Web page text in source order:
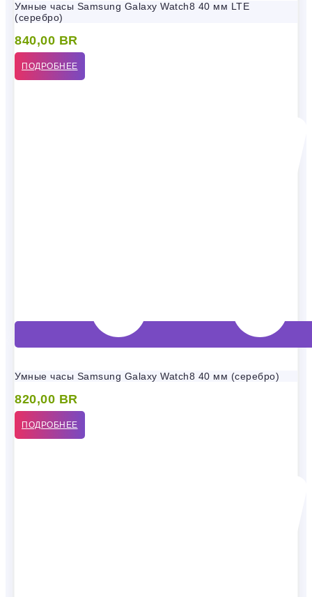
Умные часы Samsung Galaxy Watch8 40 мм LTE
(серебро)
840,00 BR
ПОДРОБНЕЕ
Умные часы Samsung Galaxy Watch8 40 мм (серебро)
820,00 BR
ПОДРОБНЕЕ